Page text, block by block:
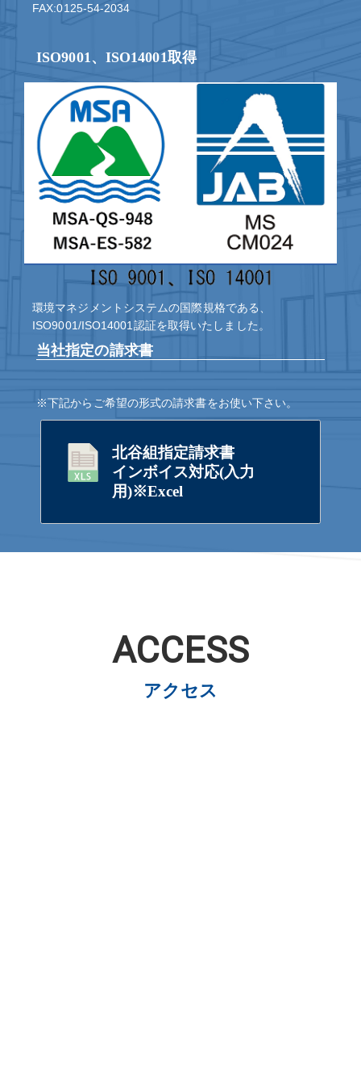
FAX:0125-54-2034
ISO9001、ISO14001取得
環境マネジメントシステムの国際規格である、
ISO9001/ISO14001認証を取得いたしました。
当社指定の請求書
※下記からご希望の形式の請求書をお使い下さい。
北谷組指定請求書
インボイス対応(入力
用)※Excel
ACCESS
アクセス